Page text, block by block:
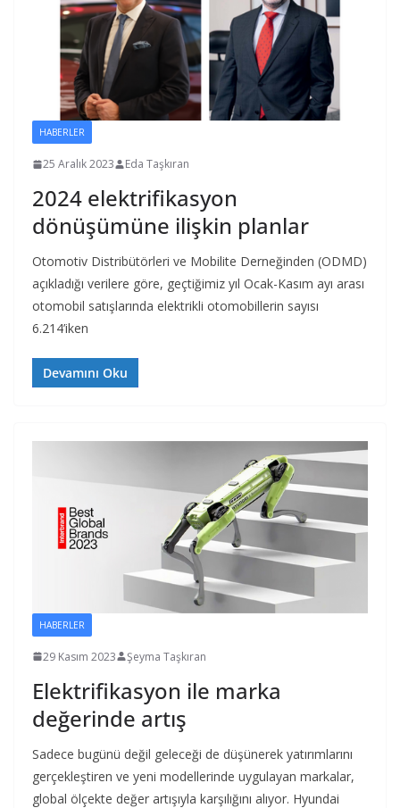
HABERLER
25 Aralık 2023 Eda Taşkıran
2024 elektrifikasyon
dönüşümüne ilişkin planlar
Otomotiv Distribütörleri ve Mobilite Derneğinden (ODMD)
açıkladığı verilere göre, geçtiğimiz yıl Ocak-Kasım ayı arası
otomobil satışlarında elektrikli otomobillerin sayısı
6.214’iken
Devamını Oku
HABERLER
29 Kasım 2023 Şeyma Taşkıran
Elektrifikasyon ile marka
değerinde artış
Sadece bugünü değil geleceği de düşünerek yatırımlarını
gerçekleştiren ve yeni modellerinde uygulayan markalar,
global ölçekte değer artışıyla karşılığını alıyor. Hyundai